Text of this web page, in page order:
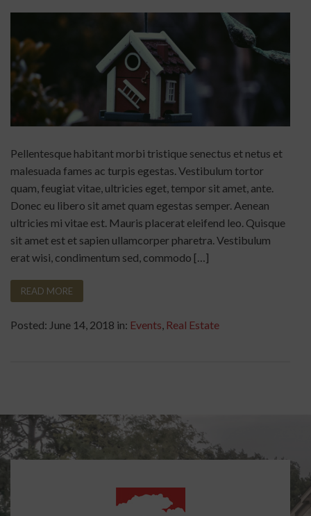
Pellentesque habitant morbi tristique senectus et netus et
malesuada fames ac turpis egestas. Vestibulum tortor
quam, feugiat vitae, ultricies eget, tempor sit amet, ante.
Donec eu libero sit amet quam egestas semper. Aenean
ultricies mi vitae est. Mauris placerat eleifend leo. Quisque
sit amet est et sapien ullamcorper pharetra. Vestibulum
erat wisi, condimentum sed, commodo […]
READ MORE
Posted: June 14, 2018 in: Events, Real Estate